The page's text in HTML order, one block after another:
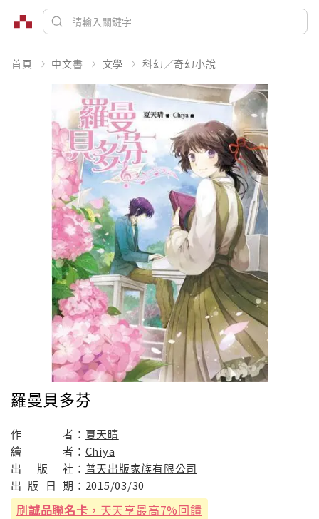
首頁 中文書 文學 科幻／奇幻小說
羅曼貝多芬
作 者： 夏天晴
繪
者： Chiya
出
版 社： 普天出版家族有限公司
出 版 日 期： 2015/03/30
刷誠品聯名卡 ，天天享最高7%回饋